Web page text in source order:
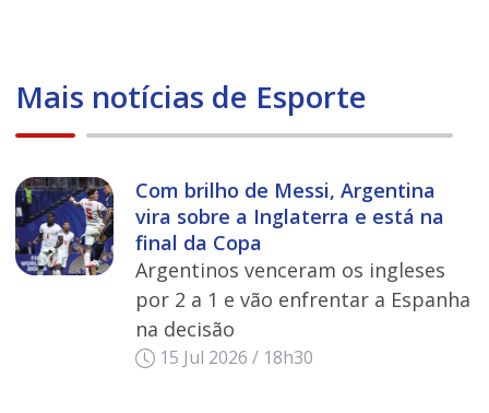
Mais notícias de Esporte
Com brilho de Messi, Argentina
vira sobre a Inglaterra e está na
final da Copa
Argentinos venceram os ingleses
por 2 a 1 e vão enfrentar a Espanha
na decisão
15 Jul 2026 / 18h30